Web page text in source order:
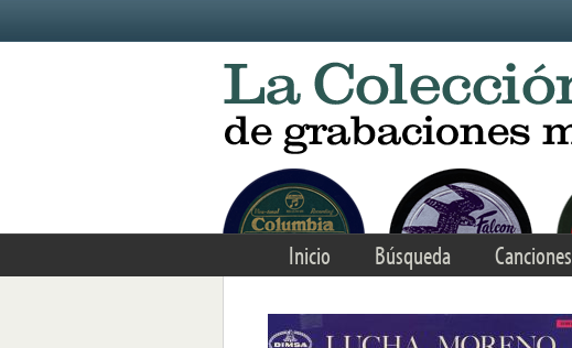
Inicio Búsqueda Canciones